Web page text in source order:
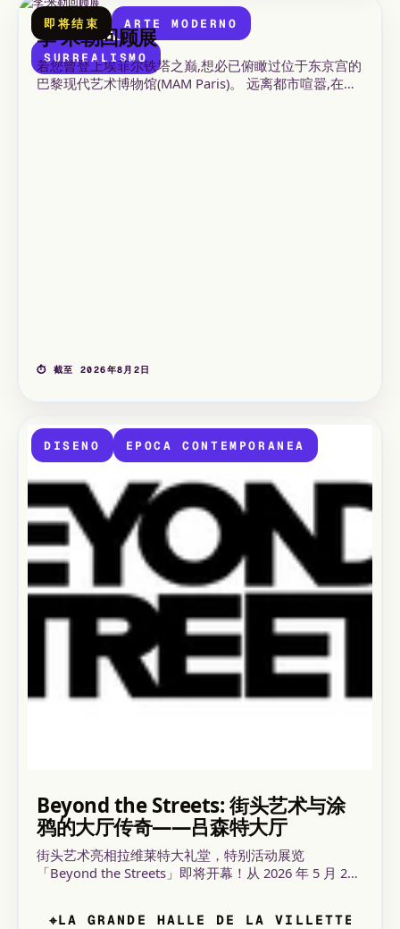
即将结束 ARTE MODERNO
SURREALISMO
李·米勒回顾展
若您曾登上埃菲尔铁塔之巅,想必已俯瞰过位于东京宫的
巴黎现代艺术博物馆(MAM Paris)。 远离都市喧嚣,在
⏱ 截至 2026年8月2日
DISENO EPOCA CONTEMPORANEA
Beyond the Streets: 街头艺术与涂
鸦的大厅传奇——吕森特大厅
街头艺术亮相拉维莱特大礼堂，特别活动展览
「Beyond the Streets」即将开幕！从 2026 年 5 月 27
⌖LA GRANDE HALLE DE LA VILLETTE